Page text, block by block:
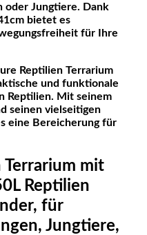
oder Jungtiere. Dank
bietet es
für Ihre
Reptilien Terrarium
und funktionale
Reptilien. Mit seinem
seinen vielseitigen
eine Bereicherung für
Terrarium mit
Reptilien
für
Jungtiere,